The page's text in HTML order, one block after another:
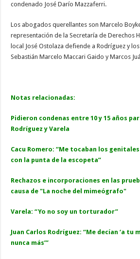
condenado José Darío Mazzaferri.
Los abogados querellantes son Marcelo
representación de la Secretaría de Derechos
local José Ostolaza defiende a Rodríguez y
Sebastián Marcelo Maccari Gaido y Marcos
Notas relacionadas:
Pidieron condenas entre 10 y 15 años
Rodríguez y Varela
Cacu Romero: “Me tocaban los
con la punta de la escopeta”
Rechazos e incorporaciones en las
causa de "La noche del mimeógrafo"
Varela: “Yo no soy un torturador”
Juan Carlos Rodríguez: “Me decían ‘a tu
nunca más’”